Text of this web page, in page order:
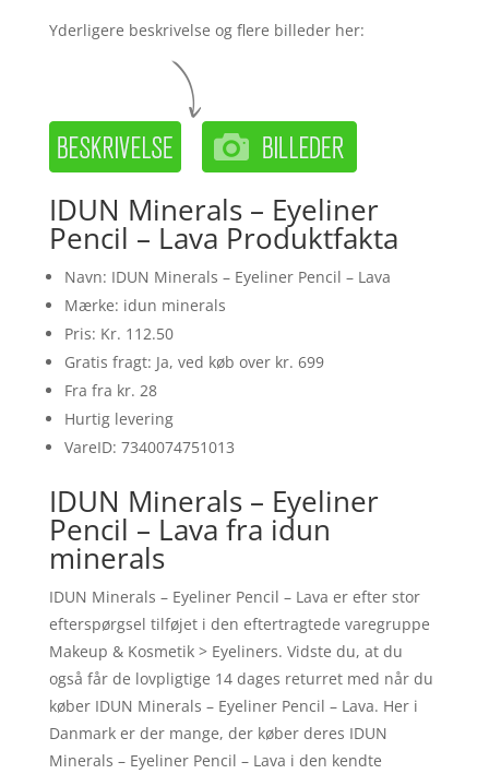
Yderligere beskrivelse og flere billeder her:
IDUN Minerals – Eyeliner
Pencil – Lava Produktfakta
Navn: IDUN Minerals – Eyeliner Pencil – Lava
Mærke: idun minerals
Pris: Kr. 112.50
Gratis fragt: Ja, ved køb over kr. 699
Fra fra kr. 28
Hurtig levering
VareID: 7340074751013
IDUN Minerals – Eyeliner
Pencil – Lava fra idun
minerals
IDUN Minerals – Eyeliner Pencil – Lava er efter stor
efterspørgsel tilføjet i den eftertragtede varegruppe
Makeup & Kosmetik > Eyeliners. Vidste du, at du
også får de lovpligtige 14 dages returret med når du
køber IDUN Minerals – Eyeliner Pencil – Lava. Her i
Danmark er der mange, der køber deres IDUN
Minerals – Eyeliner Pencil – Lava i den kendte